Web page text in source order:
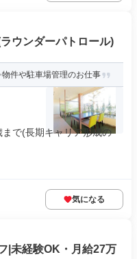
ウンダーパトロール)
件や駐車場管理のお仕事
で(長期キャリア形成の
気になる
|未経験OK・月給27万